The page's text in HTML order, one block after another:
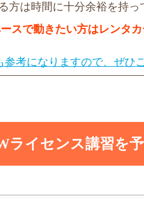
方は時間に十分余裕を持っ
スで動きたい方はレンタ
参考になりますので、ぜひ
ライセンス講習を